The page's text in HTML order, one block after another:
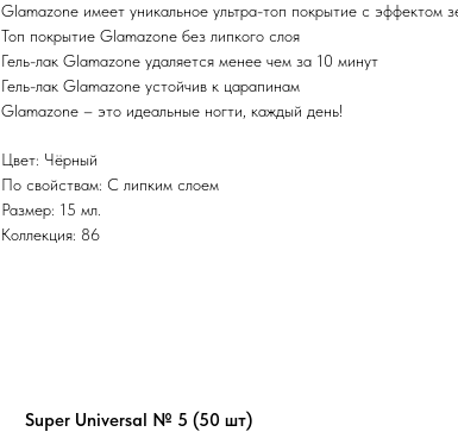
Glamazone имеет уникальное ультра-топ покрытие с эффектом
Топ покрытие Glamazone без липкого слоя
Гель-лак Glamazone удаляется менее чем за 10 минут
Гель-лак Glamazone устойчив к царапинам
Glamazone – это идеальные ногти, каждый день!
Цвет: Чёрный
По свойствам: С липким слоем
Размер: 15 мл.
Коллекция: 86
Super Universal № 5 (50 шт)